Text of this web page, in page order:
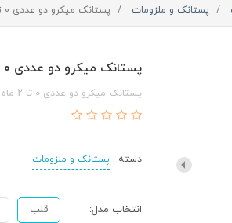
پستانک و ملزومات پستانک میکرو دو عددی 0 تا 2 ماه آبی چیکو chicco
پستانک میکرو دو عددی 0 تا 2 ماه آبی چیکو chicco
پستانک میکرو دو عددی 0 تا 2 ماه آبی چیکو chicco
دسته : پستانک و ملزومات
انتخاب مدل: قلب